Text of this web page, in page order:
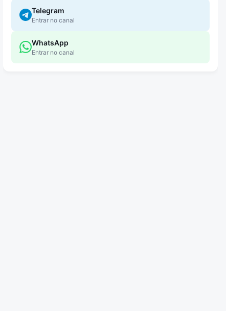
Telegram
Entrar no canal
WhatsApp
Entrar no canal